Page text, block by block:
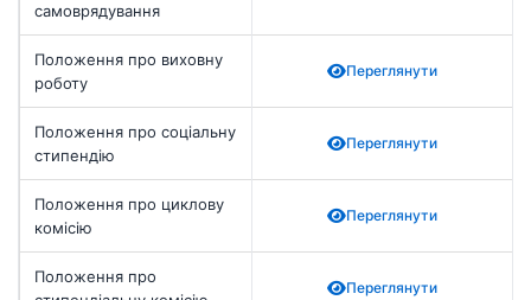
самоврядування
Положення про виховну
роботу
Переглянути
Положення про соціальну
стипендію
Переглянути
Положення про циклову
комісію
Переглянути
Положення про
Переглянути